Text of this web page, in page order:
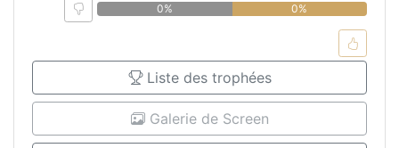
0%
0%
Liste des trophées
Galerie de Screen